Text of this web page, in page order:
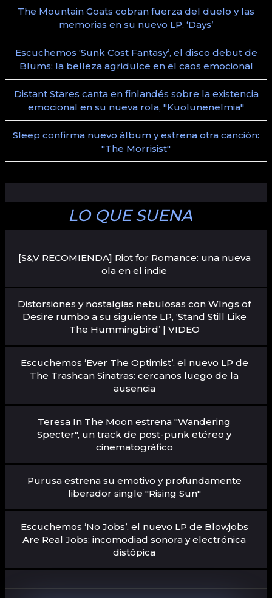
The Mountain Goats cobran fuerza del duelo y las
memorias en su nuevo LP, ‘Days’
Escuchemos ‘Sunk Cost Fantasy’, el disco debut de
Blums: la belleza agridulce en el caos emocional
Distant Stares canta en finlandés sobre la existencia
emocional en su nueva rola, "Kuolunenelmia"
Sleep confirma nuevo álbum y estrena otra canción:
"The Morrisist"
LO QUE SUENA
[S&V RECOMIENDA] Riot for Romance: una nueva
ola en el indie
Distorsiones y nostalgias nebulosas con WIngs of
Desire rumbo a su siguiente LP, ‘Stand Still Like
The Hummingbird’ | VIDEO
Escuchemos ‘Ever The Optimist’, el nuevo LP de
The Trashcan Sinatras: cercanos luego de la
ausencia
Teresa In The Moon estrena "Wandering
Specter", un track de post-punk etéreo y
cinematográfico
Purusa estrena su emotivo y profundamente
liberador single "Rising Sun"
Escuchemos ‘No Jobs’, el nuevo LP de Blowjobs
Are Real Jobs: incomodiad sonora y electrónica
distópica